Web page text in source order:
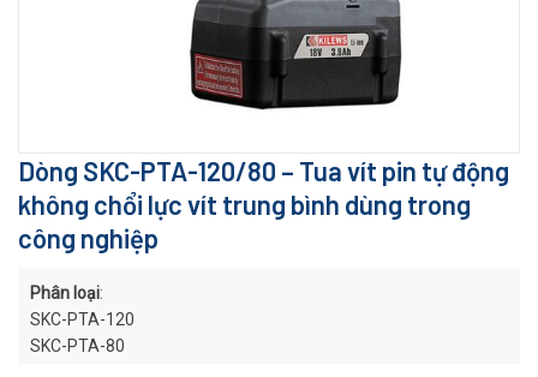
Dòng SKC-PTA-120/80 – Tua vít pin tự động
không chổi lực vít trung bình dùng trong
công nghiệp
Phân loại:
SKC-PTA-120
SKC-PTA-80